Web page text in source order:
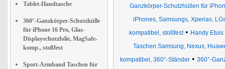
Tablet-Handtasche
360°-Ganzkörper-Schutzhülle
für iPhone 16 Pro, Glas-
Displayschutzfolie, MagSafe-
komp., stoßfest
Sport-Armband Taschen für
Ganzkörper-Schutzhüllen für
iPhones, Samsungs, Xperias,
kompatibel, stoßfest• Handy Etuis
Taschen Samsung, Nexus,
kompatibel, 360°-Ständer • 360°-